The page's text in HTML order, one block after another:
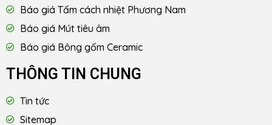
Báo giá Tấm cách nhiệt Phương Nam
Báo giá Mút tiêu âm
Báo giá Bông gốm Ceramic
THÔNG TIN CHUNG
Tin tức
Sitemap